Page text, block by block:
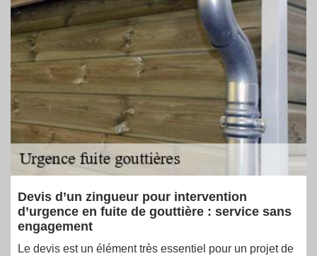
Devis d’un zingueur pour intervention
d’urgence en fuite de gouttière : service sans
engagement
Le devis est un élément très essentiel pour un projet de